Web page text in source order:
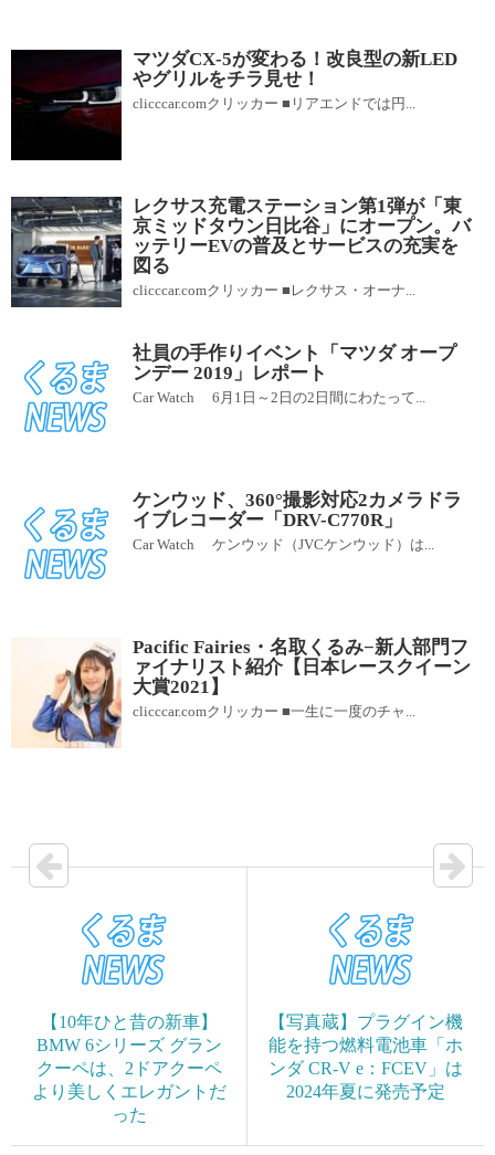
マツダCX-5が変わる！改良型の新LED
やグリルをチラ見せ！
clicccar.comクリッカー ■リアエンドでは円...
レクサス充電ステーション第1弾が「東
京ミッドタウン日比谷」にオープン。バ
ッテリーEVの普及とサービスの充実を
図る
clicccar.comクリッカー ■レクサス・オーナ...
社員の手作りイベント「マツダ オープ
ンデー 2019」レポート
Car Watch 6月1日～2日の2日間にわたって...
ケンウッド、360°撮影対応2カメラドラ
イブレコーダー「DRV-C770R」
Car Watch ケンウッド（JVCケンウッド）は...
Pacific Fairies・名取くるみ−新人部門フ
ァイナリスト紹介【日本レースクイーン
大賞2021】
clicccar.comクリッカー ■一生に一度のチャ...
【10年ひと昔の新車】
BMW 6シリーズ グラン
クーペは、2ドアクーペ
より美しくエレガントだ
った
【写真蔵】プラグイン機
能を持つ燃料電池車「ホ
ンダ CR-V e：FCEV」は
2024年夏に発売予定